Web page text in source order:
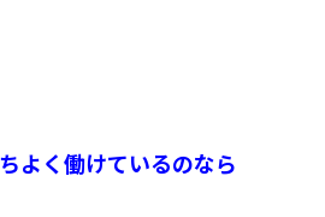
よく働けているのなら